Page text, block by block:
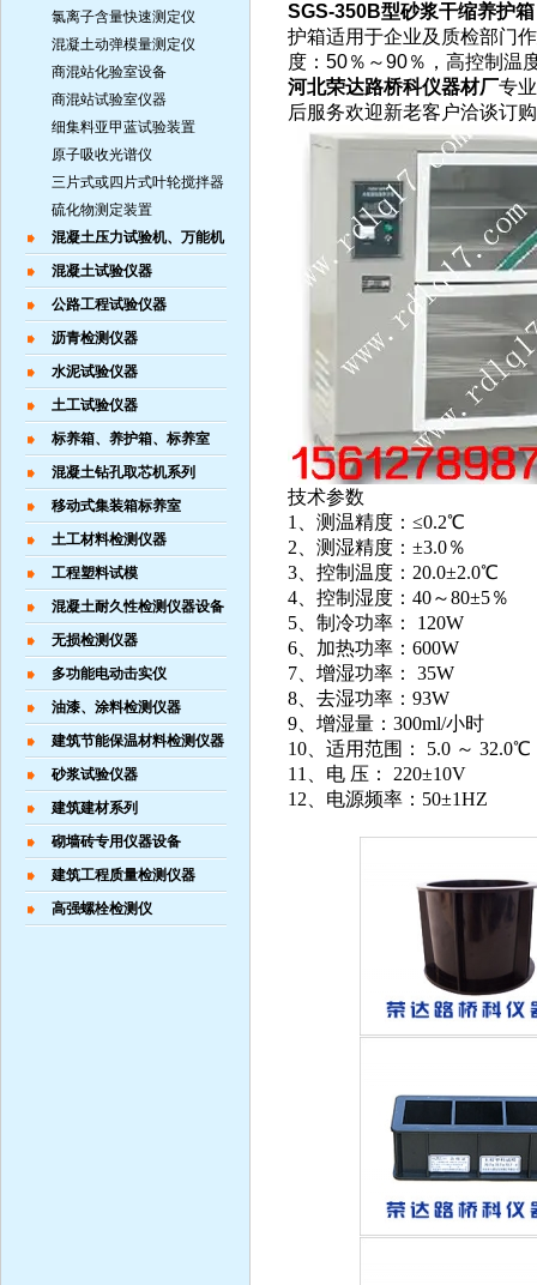
氯离子含量快速测定仪
混凝土动弹模量测定仪
商混站化验室设备
商混站试验室仪器
细集料亚甲蓝试验装置
原子吸收光谱仪
三片式或四片式叶轮搅拌器
硫化物测定装置
混凝土压力试验机、万能机
混凝土试验仪器
公路工程试验仪器
沥青检测仪器
水泥试验仪器
土工试验仪器
标养箱、养护箱、标养室
混凝土钻孔取芯机系列
移动式集装箱标养室
土工材料检测仪器
工程塑料试模
混凝土耐久性检测仪器设备
无损检测仪器
多功能电动击实仪
油漆、涂料检测仪器
建筑节能保温材料检测仪器
砂浆试验仪器
建筑建材系列
砌墙砖专用仪器设备
建筑工程质量检测仪器
高强螺栓检测仪
SGS-350B型砂浆干缩养护箱
护箱适用于企业及质检部门
度：50％～90％，高控制温
河北荣达路桥科仪器材厂专
后服务欢迎新老客户洽谈订
技术参数
1、测温精度：≤0.2℃
2、测湿精度：±3.0％
3、控制温度：20.0±2.0℃
4、控制湿度：40～80±5％
5、制冷功率： 120W
6、加热功率：600W
7、增湿功率： 35W
8、去湿功率：93W
9、增湿量：300ml/小时
10、适用范围： 5.0 ～ 32.0℃
11、电 压： 220±10V
12、电源频率：50±1HZ